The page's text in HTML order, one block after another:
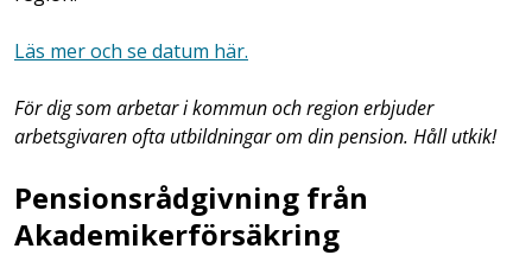
Läs mer och se datum här.
För dig som arbetar i kommun och region erbjuder
arbetsgivaren ofta utbildningar om din pension. Håll utkik!
Pensionsrådgivning från
Akademikerförsäkring